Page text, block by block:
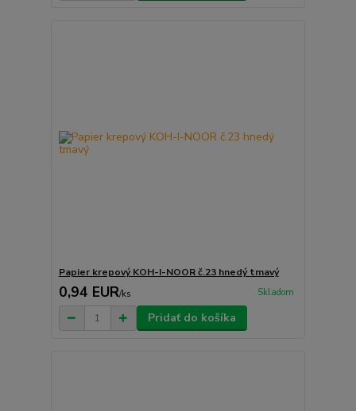
Papier krepový KOH-I-NOOR č.23 hnedý tmavý
0,94 EUR/ks Skladom
Pridať do košíka